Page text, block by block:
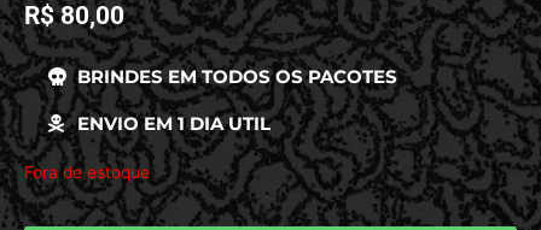
R$80,00
BRINDES EM TODOS OS PACOTES
ENVIO EM 1 DIA UTIL
Fora de estoque